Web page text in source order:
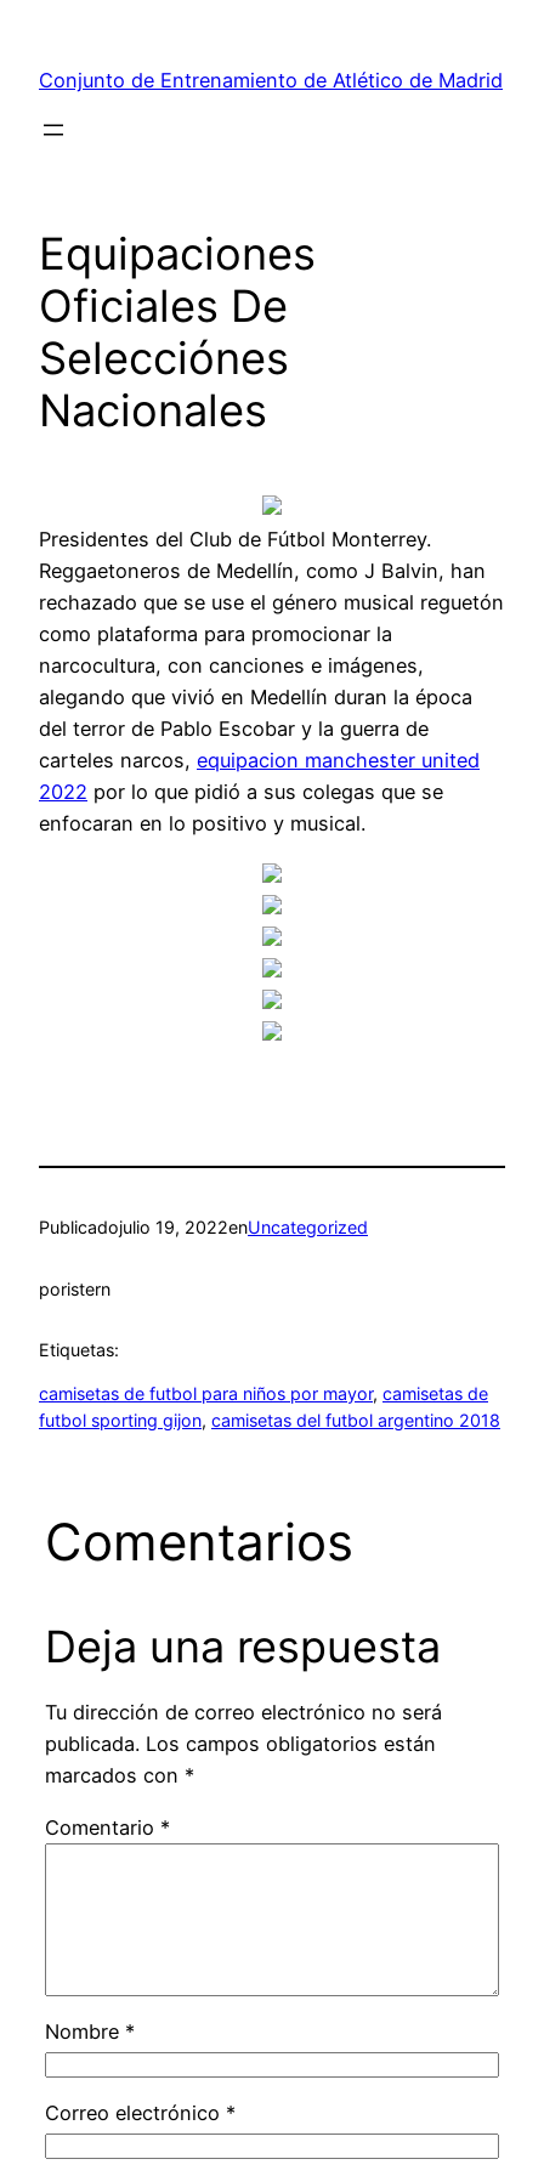
contenido
Conjunto de Entrenamiento de Atlético de Madrid
Equipaciones
Oficiales De
Selecciónes
Nacionales
Presidentes del Club de Fútbol Monterrey.
Reggaetoneros de Medellín, como J Balvin, han
rechazado que se use el género musical reguetón
como plataforma para promocionar la
narcocultura, con canciones e imágenes,
alegando que vivió en Medellín duran la época
del terror de Pablo Escobar y la guerra de
carteles narcos, equipacion manchester united
2022 por lo que pidió a sus colegas que se
enfocaran en lo positivo y musical.
Publicadojulio 19, 2022enUncategorized
poristern
Etiquetas:
camisetas de futbol para niños por mayor, camisetas de
futbol sporting gijon, camisetas del futbol argentino 2018
Comentarios
Deja una respuesta
Tu dirección de correo electrónico no será
publicada. Los campos obligatorios están
marcados con *
Comentario *
Nombre *
Correo electrónico *